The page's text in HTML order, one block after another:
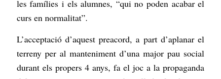
les famílies i els alumnes, “qui no poden acabar el
curs en normalitat”.
L’acceptació d’aquest preacord, a part d’aplanar el
terreny per al manteniment d’una major pau social
durant els propers 4 anys, fa el joc a la propaganda